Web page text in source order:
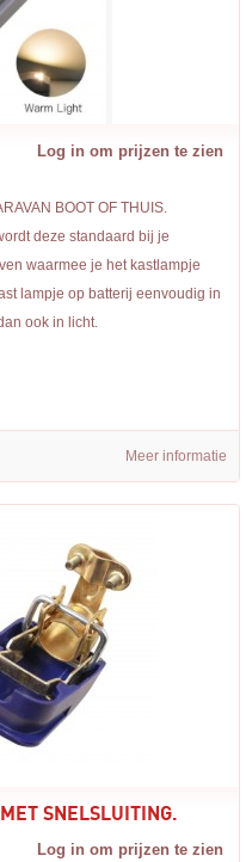
Log in om prijzen te zien
BOOT OF THUIS.
deze standaard bij je
waarmee je het kastlampje
lampje op batterij eenvoudig in
ook in licht.
Meer informatie
SNELSLUITING.
Log in om prijzen te zien